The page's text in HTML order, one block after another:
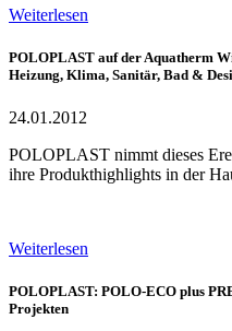
Weiterlesen
POLOPLAST auf der Aquatherm
Heizung, Klima, Sanitär, Bad &
24.01.2012
POLOPLAST nimmt dieses
ihre Produkthighlights in der
Weiterlesen
POLOPLAST: POLO-ECO plus
Projekten